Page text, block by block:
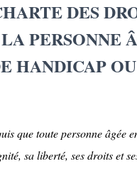
DES
PERSONNE
HANDICAP
que toute personne âgée
sa liberté, ses droits et